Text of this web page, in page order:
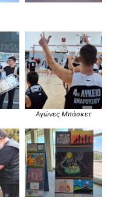
Αγώνες Μπάσκετ